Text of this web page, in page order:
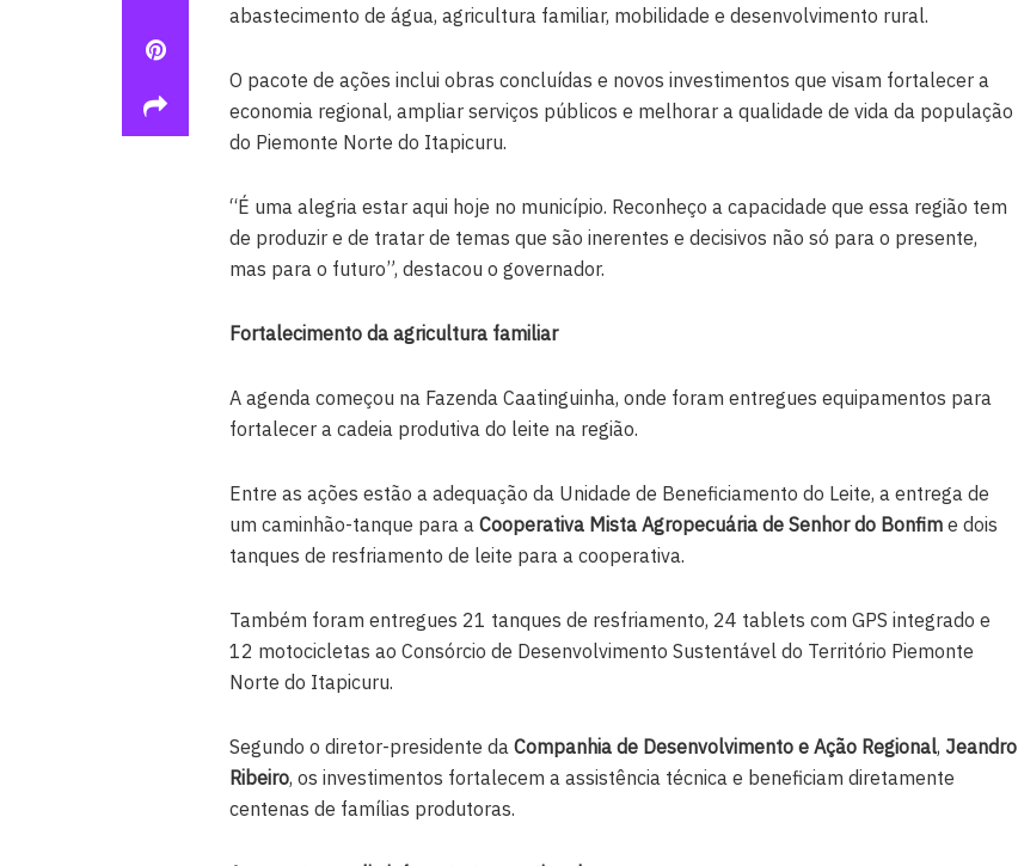
abastecimento de água, agricultura familiar, mobilidade e desenvolvimento rural.
O pacote de ações inclui obras concluídas e novos investimentos que visam fortalecer a
economia regional, ampliar serviços públicos e melhorar a qualidade de vida da população
do Piemonte Norte do Itapicuru.
“É uma alegria estar aqui hoje no município. Reconheço a capacidade que essa região tem
de produzir e de tratar de temas que são inerentes e decisivos não só para o presente,
mas para o futuro”, destacou o governador.
Fortalecimento da agricultura familiar
A agenda começou na Fazenda Caatinguinha, onde foram entregues equipamentos para
fortalecer a cadeia produtiva do leite na região.
Entre as ações estão a adequação da Unidade de Beneficiamento do Leite, a entrega de
um caminhão-tanque para a Cooperativa Mista Agropecuária de Senhor do Bonfim e dois
tanques de resfriamento de leite para a cooperativa.
Também foram entregues 21 tanques de resfriamento, 24 tablets com GPS integrado e
12 motocicletas ao Consórcio de Desenvolvimento Sustentável do Território Piemonte
Norte do Itapicuru.
Segundo o diretor-presidente da Companhia de Desenvolvimento e Ação Regional, Jeandro
Ribeiro, os investimentos fortalecem a assistência técnica e beneficiam diretamente
centenas de famílias produtoras.